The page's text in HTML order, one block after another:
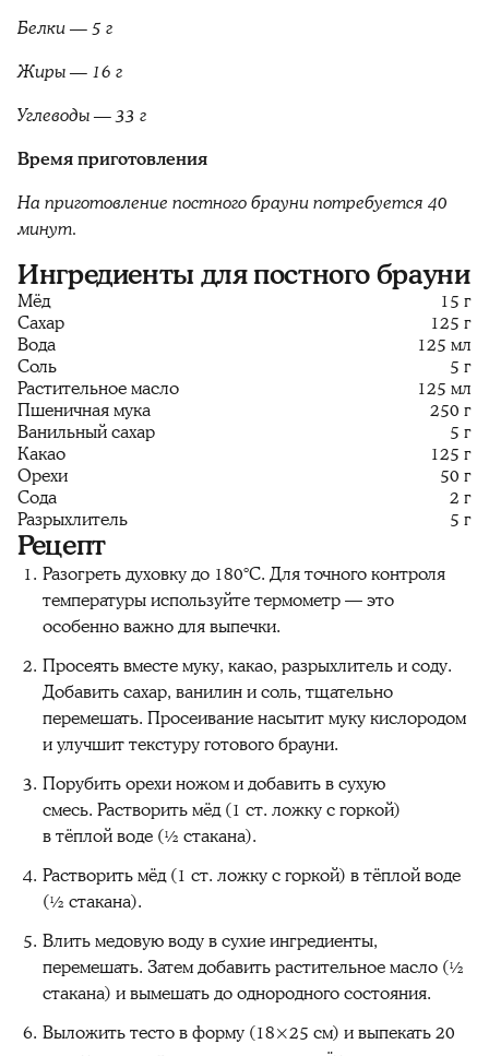
Белки — 5 г
Жиры — 16 г
Углеводы — 33 г
Время приготовления
На приготовление постного брауни потребуется 40
минут.
Ингредиенты для постного брауни
Мёд
15 г
Сахар
125 г
Вода
125 мл
Соль
5 г
Растительное масло
125 мл
Пшеничная мука
250 г
Ванильный сахар
5 г
Какао
125 г
Орехи
50 г
Сода
2 г
Разрыхлитель
5 г
Рецепт
Разогреть духовку до 180°С. Для точного контроля
температуры используйте термометр — это
особенно важно для выпечки.
Просеять вместе муку, какао, разрыхлитель и соду.
Добавить сахар, ванилин и соль, тщательно
перемешать. Просеивание насытит муку кислородом
и улучшит текстуру готового брауни.
Порубить орехи ножом и добавить в сухую
смесь. Растворить мёд (1 ст. ложку с горкой)
в тёплой воде (½ стакана).
Растворить мёд (1 ст. ложку с горкой) в тёплой воде
(½ стакана).
Влить медовую воду в сухие ингредиенты,
перемешать. Затем добавить растительное масло (½
стакана) и вымешать до однородного состояния.
Выложить тесто в форму (18×25 см) и выпекать 20